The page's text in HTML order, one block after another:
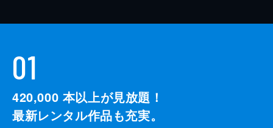
01
420,000 本以上が見放題！
最新レンタル作品も充実。